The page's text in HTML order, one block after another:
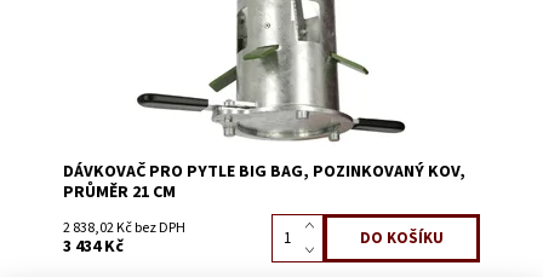
DÁVKOVAČ PRO PYTLE BIG BAG, POZINKOVANÝ KOV,
PRŮMĚR 21 CM
2 838,02 Kč bez DPH
3 434 Kč